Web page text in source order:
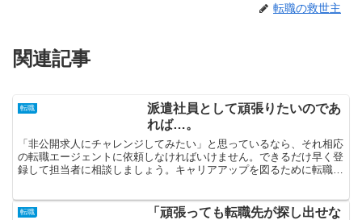
転職の救世主
関連記事
転職
派遣社員として頑張りたいのであ
れば…。
「非公開求人にチャレンジしてみたい」と思っているなら、それ相応
の転職エージェントに依頼しなければいけません。できるだけ早く登
録して担当者に相談しましょう。キャリアアップを図るために転職を
転職
「頑張っても転職先が探し出せな